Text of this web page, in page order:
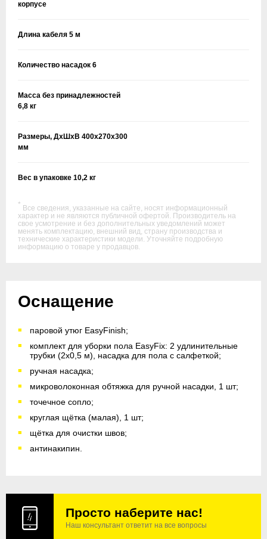
корпусе
Длина кабеля 5 м
Количество насадок 6
Масса без принадлежностей
6,8 кг
Размеры, ДхШхВ 400x270x300
мм
Вес в упаковке 10,2 кг
* Все сведения, указанные на сайте, носят информационный
характер и не являются публичной офертой. Производитель на
свое усмотрение и без дополнительных уведомлений может
менять комплектацию, внешний вид, страну производства и
технические характеристики модели. Уточняйте подробную
информацию о товаре у продавцов.
Оснащение
паровой утюг EasyFinish;
комплект для уборки пола EasyFix: 2 удлинительные
трубки (2x0,5 м), насадка для пола с салфеткой;
ручная насадка;
микроволоконная обтяжка для ручной насадки, 1 шт;
точечное сопло;
круглая щётка (малая), 1 шт;
щётка для очистки швов;
антинакипин.
Просто наберите нас!
Наш консультант ответит на все вопросы